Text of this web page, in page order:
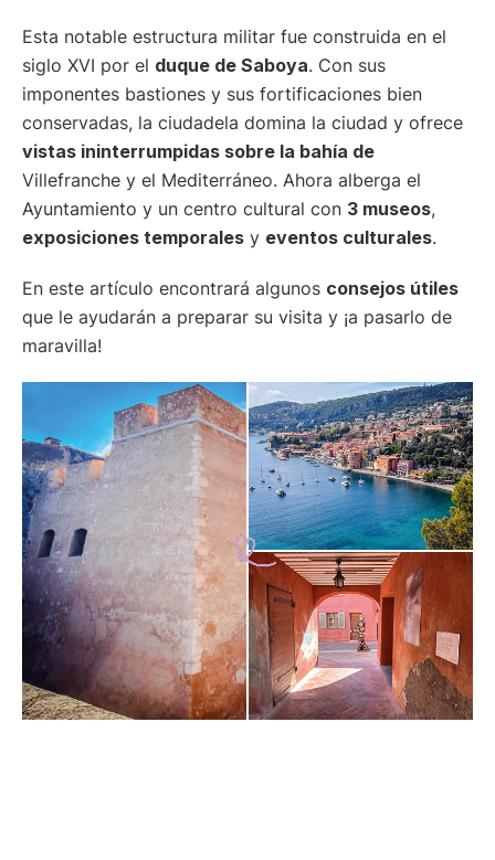
Esta notable estructura militar fue construida en el
siglo XVI por el duque de Saboya. Con sus
imponentes bastiones y sus fortificaciones bien
conservadas, la ciudadela domina la ciudad y ofrece
vistas ininterrumpidas sobre la bahía de
Villefranche y el Mediterráneo. Ahora alberga el
Ayuntamiento y un centro cultural con 3 museos,
exposiciones temporales y eventos culturales.
En este artículo encontrará algunos consejos útiles
que le ayudarán a preparar su visita y ¡a pasarlo de
maravilla!